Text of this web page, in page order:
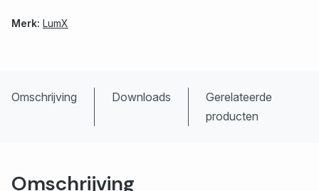
Merk: LumX
Omschrijving Downloads
Gerelateerde
producten
Omschrijving